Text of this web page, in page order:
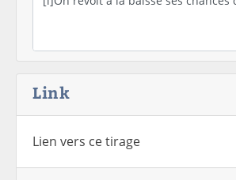
Link
Lien vers ce tirage